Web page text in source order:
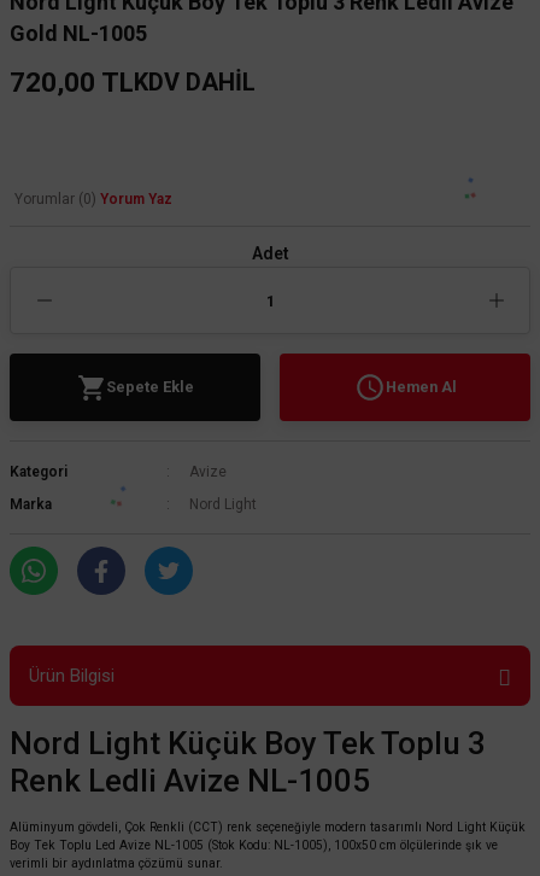
Gold NL-1005
720,00 TLKDV DAHİL
Yorumlar (0) Yorum Yaz
Adet
Sepete Ekle Hemen Al
Kategori
Avize
Marka
Nord Light
Ürün Bilgisi
Nord Light Küçük Boy Tek Toplu 3
Renk Ledli Avize NL-1005
Alüminyum gövdeli, Çok Renkli (CCT) renk seçeneğiyle modern tasarımlı Nord Light Küçük
Boy Tek Toplu Led Avize NL-1005 (Stok Kodu: NL-1005), 100x50 cm ölçülerinde şık ve
verimli bir aydınlatma çözümü sunar.